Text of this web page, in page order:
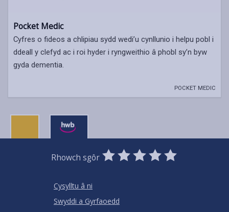
Pocket Medic
Cyfres o fideos a chlipiau sydd wedi’u cynllunio i helpu pobl i
ddeall y clefyd ac i roi hyder i ryngweithio â phobl sy’n byw
gyda dementia.
POCKET MEDIC
Rhowch sgôr
0
Stars
1
Star
2
Stars
3
Stars
4
Stars
5
Stars
Cysylltu â ni
Swyddi a Gyrfaoedd